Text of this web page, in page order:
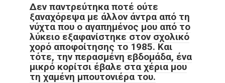
Δεν παντρεύτηκα ποτέ ούτε
ξαναχόρεψα με άλλον άντρα από τη
νύχτα που ο αγαπημένος μου από το
λύκειο εξαφανίστηκε στον σχολικό
χορό αποφοίτησης το 1985. Και
τότε, την περασμένη εβδομάδα, ένα
μικρό κορίτσι έβαλε στα χέρια μου
τη χαμένη μπουτονιέρα του.